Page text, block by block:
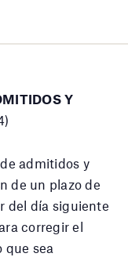
Y
admitidos y
de un plazo de
del día siguiente
corregir el
que sea